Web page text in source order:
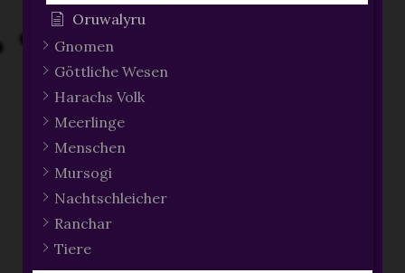
Oruwalyru
Gnomen
Göttliche Wesen
Harachs Volk
Meerlinge
Menschen
Mursogi
Nachtschleicher
Ranchar
Tiere